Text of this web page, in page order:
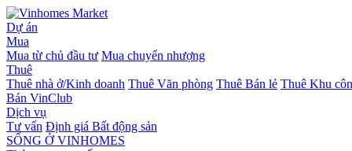
Dự án
Mua
Mua từ chủ đầu tư Mua chuyển nhượng
Thuê
Thuê nhà ở/Kinh doanh Thuê Văn phòng Thuê Bán lẻ Thuê Khu
Bán VinClub
Dịch vụ
Tư vấn Định giá Bất động sản
SỐNG Ở VINHOMES